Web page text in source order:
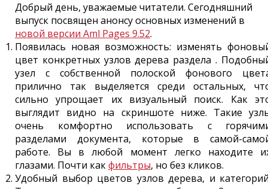
Добрый день, уважаемые читатели. Сегодняшний
выпуск посвящен анонсу основных изменений в
новой версии Aml Pages 9.52.
Появилась новая возможность: изменять
цвет конкретных узлов дерева раздела .
узел с собственной полоской фонового
прилично так выделяется среди остальных,
сильно упрощает их визуальный поиск. Как
выглядит видно на скриншоте ниже. Такие
очень комфортно использовать с
разделами документа, которые в самой-
работе. Вы в любой момент легко находите
глазами. Почти какфильтры, но без кликов.
Удобный выбор цветов узлов дерева, и